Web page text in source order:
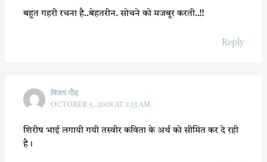
बहुत गहरी रचना है..बेहतरीन. सोचने को मजबूर करती..!!
Reply
विजय गौड़
OCTOBER 5, 2008 AT 2:13 AM
शिरीष भाई लगायी गयी तस्वीर कविता के अर्थ को सीमित कर दे रही
है।